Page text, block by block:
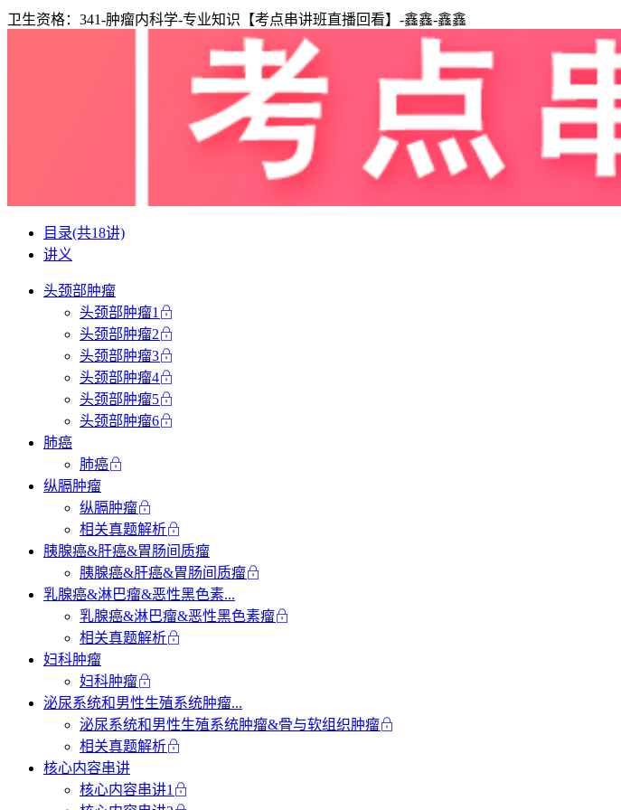
卫生资格：341-肿瘤内科学-专业知识【考点串讲班直播回看】-鑫鑫-鑫鑫
目录(共18讲)
讲义
头颈部肿瘤
头颈部肿瘤1
头颈部肿瘤2
头颈部肿瘤3
头颈部肿瘤4
头颈部肿瘤5
头颈部肿瘤6
肺癌
肺癌
纵膈肿瘤
纵膈肿瘤
相关真题解析
胰腺癌&肝癌&胃肠间质瘤
胰腺癌&肝癌&胃肠间质瘤
乳腺癌&淋巴瘤&恶性黑色素...
乳腺癌&淋巴瘤&恶性黑色素瘤
相关真题解析
妇科肿瘤
妇科肿瘤
泌尿系统和男性生殖系统肿瘤...
泌尿系统和男性生殖系统肿瘤&骨与软组织肿瘤
相关真题解析
核心内容串讲
核心内容串讲1